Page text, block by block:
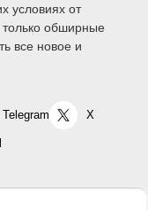
условиях от
только обширные
все новое и
Telegram X